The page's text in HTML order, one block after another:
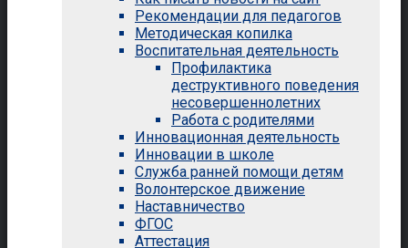
Рекомендации для педагогов
Методическая копилка
Воспитательная деятельность
Профилактика
деструктивного поведения
несовершеннолетних
Работа с родителями
Инновационная деятельность
Инновации в школе
Служба ранней помощи детям
Волонтерское движение
Наставничество
ФГОС
Аттестация